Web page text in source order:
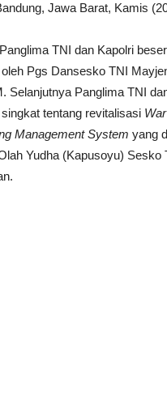
Jawa Barat, Kamis
TNI dan Kapolri
Pgs Dansesko TNI
Selanjutnya Panglima TNI
tentang revitalisasi
Management System yang
Yudha (Kapusoyu) Sesko